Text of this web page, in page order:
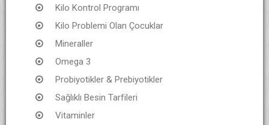
Kilo Kontrol Programı
Kilo Problemi Olan Çocuklar
Mineraller
Omega 3
Probiyotikler & Prebiyotikler
Sağlıklı Besin Tarfileri
Vitaminler